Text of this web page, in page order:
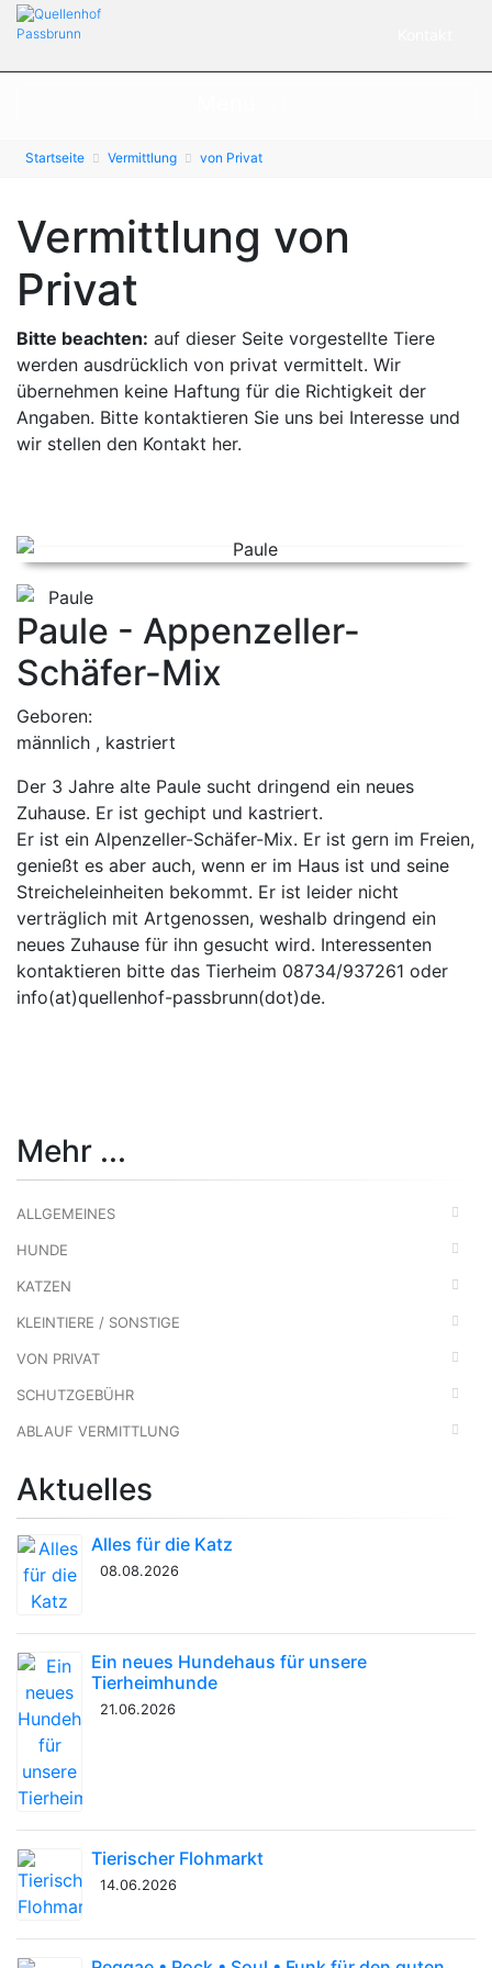
Startseite Vermittlung von Privat
Vermittlung von
Privat
Bitte beachten: auf dieser Seite vorgestellte Tiere
werden ausdrücklich von privat vermittelt. Wir
übernehmen keine Haftung für die Richtigkeit der
Angaben. Bitte kontaktieren Sie uns bei Interesse und
wir stellen den Kontakt her.
Paule - Appenzeller-
Schäfer-Mix
Geboren:
männlich , kastriert
Der 3 Jahre alte Paule sucht dringend ein neues
Zuhause. Er ist gechipt und kastriert.
Er ist ein Alpenzeller-Schäfer-Mix. Er ist gern im Freien,
genießt es aber auch, wenn er im Haus ist und seine
Streicheleinheiten bekommt. Er ist leider nicht
verträglich mit Artgenossen, weshalb dringend ein
neues Zuhause für ihn gesucht wird. Interessenten
kontaktieren bitte das Tierheim 08734/937261 oder
info(at)quellenhof-passbrunn(dot)de.
Mehr ...
ALLGEMEINES
HUNDE
KATZEN
KLEINTIERE / SONSTIGE
VON PRIVAT
SCHUTZGEBÜHR
ABLAUF VERMITTLUNG
Aktuelles
Alles für die Katz
08.08.2026
Ein neues Hundehaus für unsere
Tierheimhunde
21.06.2026
Tierischer Flohmarkt
14.06.2026